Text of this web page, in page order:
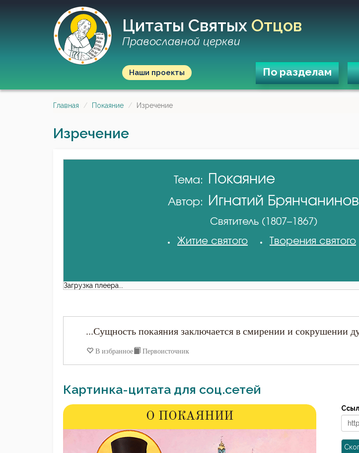
Цитаты Святых Отцов
Православной церкви
Наши проекты По разделам
Главная Покаяние Изречение
Изречение
Тема: Покаяние
Автор: Игнатий Брянчанинов
Святитель (1807–1867)
Житие святого
Творения святого
Загрузка плеера...
...Сущность покаяния заключается в смирении и сокрушении
В избранное Первоисточник
Картинка-цитата для соц.сетей